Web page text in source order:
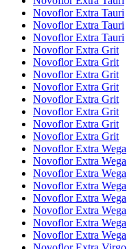
Novoflor Extra Tauri
Novoflor Extra Tauri
Novoflor Extra Tauri
Novoflor Extra Grit
Novoflor Extra Grit
Novoflor Extra Grit
Novoflor Extra Grit
Novoflor Extra Grit
Novoflor Extra Grit
Novoflor Extra Grit
Novoflor Extra Grit
Novoflor Extra Wega
Novoflor Extra Wega
Novoflor Extra Wega
Novoflor Extra Wega
Novoflor Extra Wega
Novoflor Extra Wega
Novoflor Extra Wega
Novoflor Extra Wega